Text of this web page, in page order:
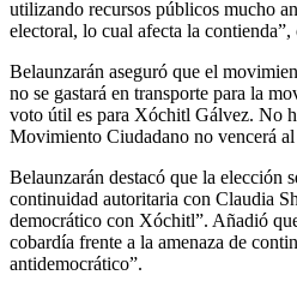
utilizando recursos públicos mucho
electoral, lo cual afecta la
Belaunzarán aseguró que el
no se gastará en transporte para la
voto útil es para Xóchitl Gálvez. No
Movimiento Ciudadano no vencerá
Belaunzarán destacó que la elección
continuidad autoritaria con Claudia
democrático con Xóchitl”. Añadió
cobardía frente a la amenaza de
antidemocrático”.